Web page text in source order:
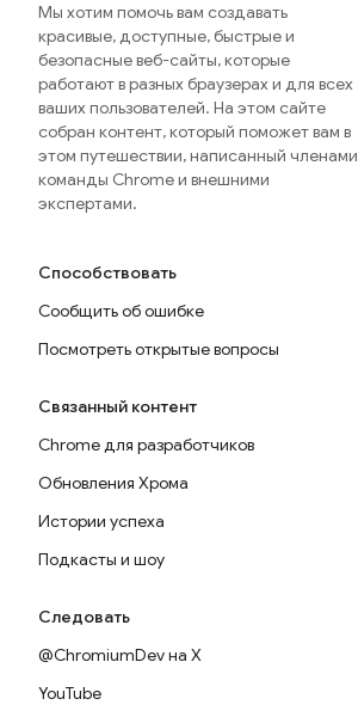
Мы хотим помочь вам создавать
красивые, доступные, быстрые и
безопасные веб-сайты, которые
работают в разных браузерах и для всех
ваших пользователей. На этом сайте
собран контент, который поможет вам в
этом путешествии, написанный членами
команды Chrome и внешними
экспертами.
Способствовать
Сообщить об ошибке
Посмотреть открытые вопросы
Связанный контент
Chrome для разработчиков
Обновления Хрома
Истории успеха
Подкасты и шоу
Следовать
@ChromiumDev на X
YouTube